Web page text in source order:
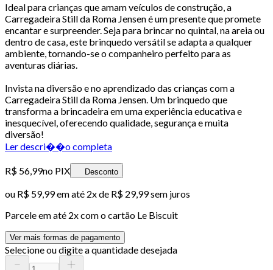
Ideal para crianças que amam veículos de construção, a
Carregadeira Still da Roma Jensen é um presente que promete
encantar e surpreender. Seja para brincar no quintal, na areia ou
dentro de casa, este brinquedo versátil se adapta a qualquer
ambiente, tornando-se o companheiro perfeito para as
aventuras diárias.
Invista na diversão e no aprendizado das crianças com a
Carregadeira Still da Roma Jensen. Um brinquedo que
transforma a brincadeira em uma experiência educativa e
inesquecível, oferecendo qualidade, segurança e muita
diversão!
Ler descri��o completa
R$ 56,99no PIX Desconto
ou R$ 59,99em até 2x de R$ 29,99 sem juros
Parcele em até 2x com o cartão Le Biscuit
Ver mais formas de pagamento
Selecione ou digite a quantidade desejada